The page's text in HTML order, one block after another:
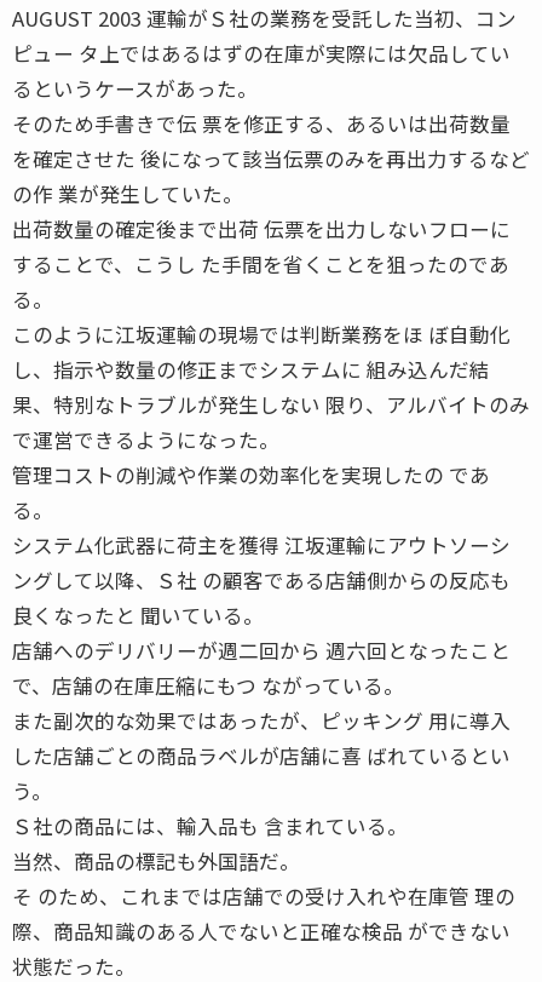
AUGUST 2003 運輸がＳ社の業務を受託した当初、コン
ピュー タ上ではあるはずの在庫が実際には欠品してい
るというケースがあった。
そのため手書きで伝 票を修正する、あるいは出荷数量
を確定させた 後になって該当伝票のみを再出力するなど
の作 業が発生していた。
出荷数量の確定後まで出荷 伝票を出力しないフローに
することで、こうし た手間を省くことを狙ったのであ
る。
このように江坂運輸の現場では判断業務をほ ぼ自動化
し、指示や数量の修正までシステムに 組み込んだ結
果、特別なトラブルが発生しない 限り、アルバイトのみ
で運営できるようになった。
管理コストの削減や作業の効率化を実現したの であ
る。
システム化武器に荷主を獲得 江坂運輸にアウトソーシ
ングして以降、Ｓ社 の顧客である店舗側からの反応も
良くなったと 聞いている。
店舗へのデリバリーが週二回から 週六回となったこと
で、店舗の在庫圧縮にもつ ながっている。
また副次的な効果ではあったが、ピッキング 用に導入
した店舗ごとの商品ラベルが店舗に喜 ばれているとい
う。
Ｓ社の商品には、輸入品も 含まれている。
当然、商品の標記も外国語だ。
そ のため、これまでは店舗での受け入れや在庫管 理の
際、商品知識のある人でないと正確な検品 ができない
状態だった。